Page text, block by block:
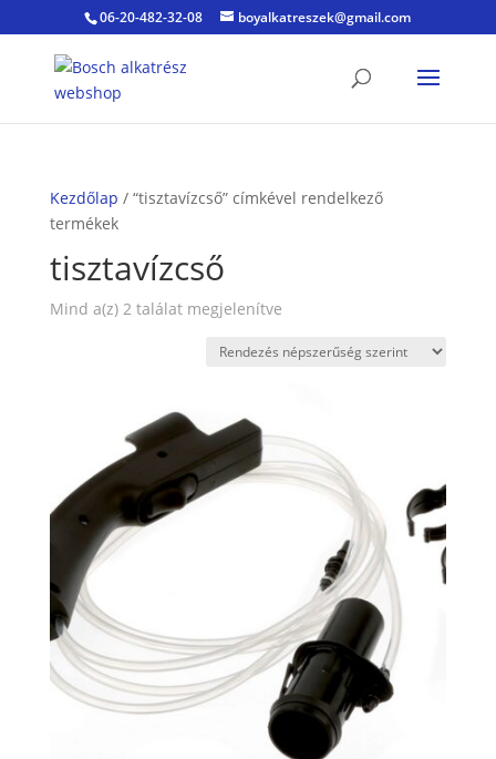
06-20-482-32-08 boyalkatreszek@gmail.com
Kezdőlap / “tisztavízcső” címkével rendelkező
termékek
tisztavízcső
Mind a(z) 2 találat megjelenítveSorted
popularity